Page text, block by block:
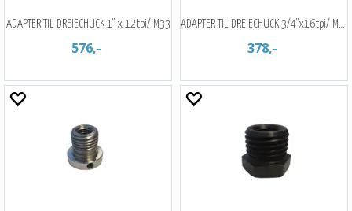
ADAPTER TIL DREIECHUCK 1" x 12tpi/ M33
576,-
ADAPTER TIL DREIECHUCK 3/4"x16tpi/ M33
378,-